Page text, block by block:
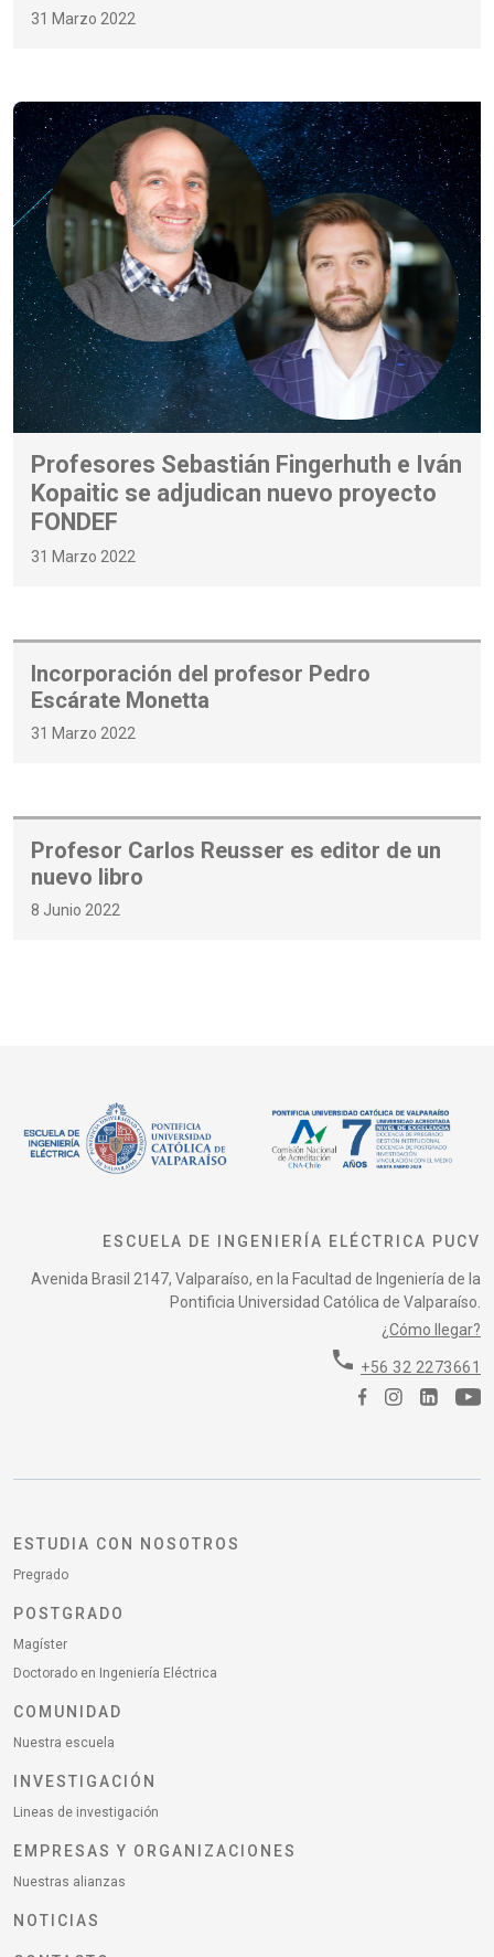
31 Marzo 2022
Profesores Sebastián Fingerhuth e Iván
Kopaitic se adjudican nuevo proyecto
FONDEF
31 Marzo 2022
Incorporación del profesor Pedro
Escárate Monetta
31 Marzo 2022
Profesor Carlos Reusser es editor de un
nuevo libro
8 Junio 2022
ESCUELA DE INGENIERÍA ELÉCTRICA PUCV
Avenida Brasil 2147, Valparaíso, en la Facultad de Ingeniería de la
Pontificia Universidad Católica de Valparaíso.
¿Cómo llegar?
phone +56 32 2273661
ESTUDIA CON NOSOTROS
Pregrado
POSTGRADO
Magíster
Doctorado en Ingeniería Eléctrica
COMUNIDAD
Nuestra escuela
INVESTIGACIÓN
Lineas de investigación
EMPRESAS Y ORGANIZACIONES
Nuestras alianzas
NOTICIAS